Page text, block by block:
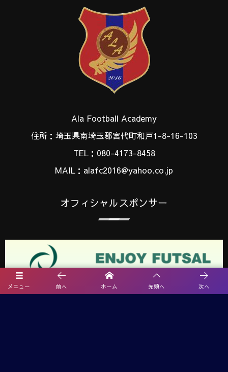
メニュー 前へ ホーム 先頭へ 次へ
Ala Football Academy
住所：埼玉県南埼玉郡宮代町和戸1-8-16-103
TEL：080-4173-8458
MAIL：alafc2016@yahoo.co.jp
オフィシャルスポンサー